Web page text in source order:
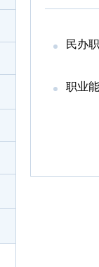
民办
职业